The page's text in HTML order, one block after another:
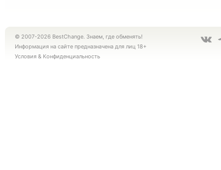
© 2007-2026 BestChange. Знаем, где обменять!
Информация на сайте предназначена для лиц 18+
Условия & Конфиденциальность